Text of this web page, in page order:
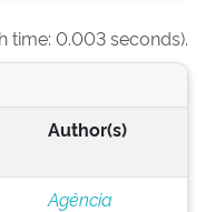
time: 0.003 seconds).
Author(s)
Agência